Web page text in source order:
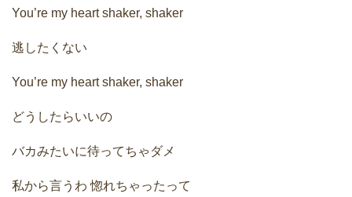
You’re my heart shaker, shaker
逃したくない
You’re my heart shaker, shaker
どうしたらいいの
バカみたいに待ってちゃダメ
私から言うわ 惚れちゃったって